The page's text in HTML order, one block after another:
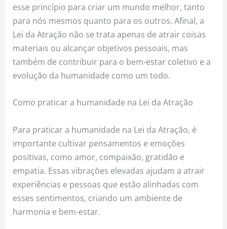
esse princípio para criar um mundo melhor, tanto
para nós mesmos quanto para os outros. Afinal, a
Lei da Atração não se trata apenas de atrair coisas
materiais ou alcançar objetivos pessoais, mas
também de contribuir para o bem-estar coletivo e a
evolução da humanidade como um todo.
Como praticar a humanidade na Lei da Atração
Para praticar a humanidade na Lei da Atração, é
importante cultivar pensamentos e emoções
positivas, como amor, compaixão, gratidão e
empatia. Essas vibrações elevadas ajudam a atrair
experiências e pessoas que estão alinhadas com
esses sentimentos, criando um ambiente de
harmonia e bem-estar.